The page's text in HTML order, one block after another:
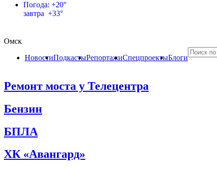
Погода: +20°
завтра +33°
Омск
НовостиПодкастыРепортажиСпецпроектыБлоги
Ремонт моста у Телецентра
Бензин
БПЛА
ХК «Авангард»